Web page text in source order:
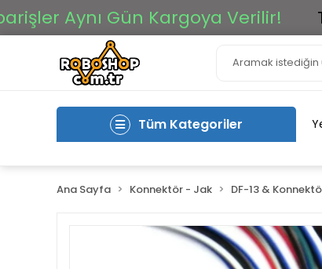
Aynı Gün Kargoya Verilir! TIEE
Tüm Kategoriler
Ana Sayfa Konnektör - Jak DF-13 &